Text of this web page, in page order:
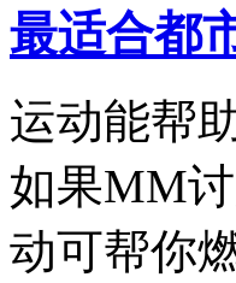
最适合都
运动能帮
如果MM
动可帮你